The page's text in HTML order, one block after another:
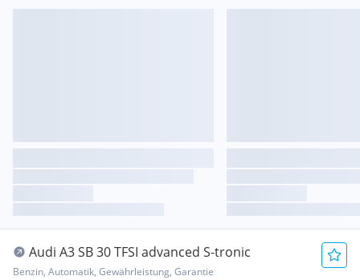
Audi A3 SB 30 TFSI advanced S-tronic
Benzin, Automatik, Gewährleistung, Garantie